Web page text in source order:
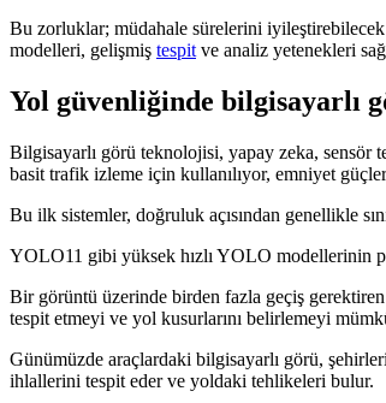
Bu zorluklar; müdahale sürelerini
modelleri, gelişmiş tespit ve analiz yetenekleri
Yol güvenliğinde bilgisayarlı
Bilgisayarlı görü teknolojisi, yapay zeka, sensör
basit trafik izleme için kullanılıyor, emniyet
Bu ilk sistemler, doğruluk açısından genellikle
YOLO11 gibi yüksek hızlı YOLO modellerinin
Bir görüntü üzerinde birden fazla geçiş
tespit etmeyi ve yol kusurlarını belirlemeyi
Günümüzde araçlardaki bilgisayarlı görü,
ihlallerini tespit eder ve yoldaki tehlikeleri bulur.